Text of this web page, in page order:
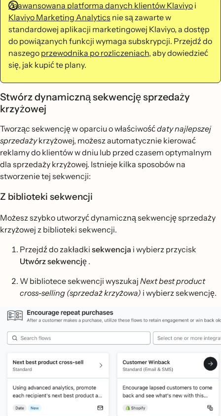
Zaawansowana platforma danych klientów Klaviyo i
Klaviyo Marketing Analytics nie są zawarte w
standardowej aplikacji marketingowej Klaviyo, a dostęp
do powiązanych funkcji wymaga subskrypcji. Przejdź do
naszego przewodnika po rozliczeniach, aby dowiedzieć
się, jak kupić te plany.
Stwórz dynamiczną sekwencję sprzedaży
krzyżowej
Tworząc sekwencję w oparciu o właściwośćdaty najlepszej
sprzedażykrzyżowej, możesz automatycznie kierować
reklamy do klientów w dniu lub przed czasem optymalnym
dla sprzedaży krzyżowej. Istnieje kilka sposobów na
stworzenie tej sekwencji:
Z biblioteki sekwencji
Możesz szybko utworzyć dynamiczną sekwencję sprzedaży
krzyżowej z biblioteki sekwencji.
Przejdź do zakładki sekwencja i wybierz przycisk
Utwórz sekwencję .
W bibliotece sekwencji wyszukaj Next best product
cross-selling (sprzedaż krzyżowa) i wybierz sekwencję.